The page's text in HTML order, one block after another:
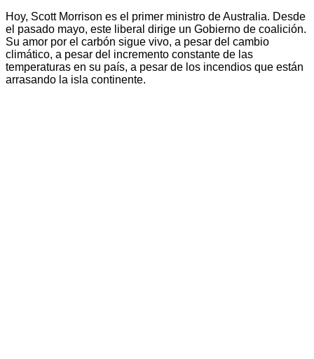
Hoy, Scott Morrison es el primer ministro de Australia. Desde
el pasado mayo, este liberal dirige un Gobierno de coalición.
Su amor por el carbón sigue vivo, a pesar del cambio
climático, a pesar del incremento constante de las
temperaturas en su país, a pesar de los incendios que están
arrasando la isla continente.